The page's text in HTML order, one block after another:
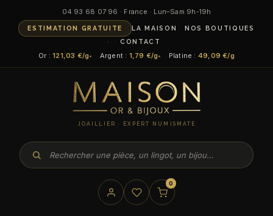
04 93 68 07 96 · France · Lun–Sam 9h-19h
ESTIMATION GRATUITE LA MAISON
NOS BOUTIQUES
CONTACT
Or :121,03 €/g Argent : 1,79 €/g Platine : 49,09 €/g
JOAILLIER · EXPERT NUMISMATE
0